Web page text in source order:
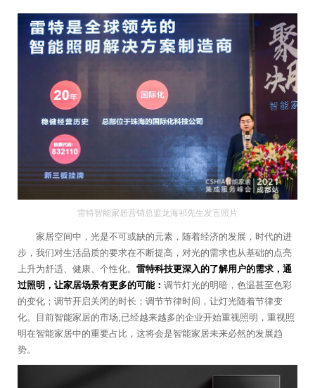
雷特智能家居营销总监龙海祁先生发言照片
家居空间中，光是不可或缺的元素，随着经济的发展，时代的进
步，我们对生活品质的要求在不断提高，对光的需求也从基础的点亮
上升为舒适、健康、个性化。 雷特科技更深入的了解用户的需求，通
过照明，让家居场景有更多的可能： 调节灯光的明暗，色温甚至色彩
的变化；调节开启关闭的时长；调节节律时间，让灯光随着节律变
化。目前智能家居的市场,已经越来越多的企业开始重视照明，重视照
明在智能家居中的重要占比，这将会是智能家居未来必然的发展趋
势。